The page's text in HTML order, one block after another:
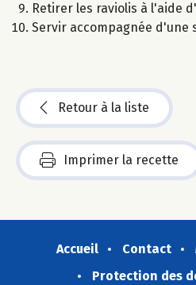
Retirer les raviolis à l'aide
Servir accompagnée d'une
Retour à la liste
Imprimer la recette
Accueil Contact
Protection des